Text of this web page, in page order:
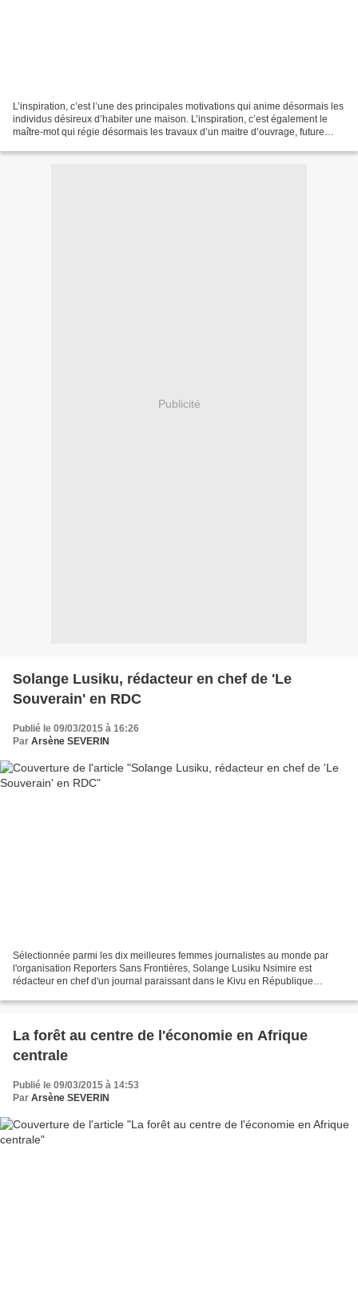
L’inspiration, c’est l’une des principales motivations qui anime désormais les
individus désireux d’habiter une maison. L’inspiration, c’est également le
maître-mot qui régie désormais les travaux d’un maitre d’ouvrage, future
Publicité
Solange Lusiku, rédacteur en chef de 'Le
Souverain' en RDC
Publié le 09/03/2015 à 16:26
Par Arsène SEVERIN
Sélectionnée parmi les dix meilleures femmes journalistes au monde par
l'organisation Reporters Sans Frontières, Solange Lusiku Nsimire est
rédacteur en chef d'un journal paraissant dans le Kivu en République
La forêt au centre de l'économie en Afrique
centrale
Publié le 09/03/2015 à 14:53
Par Arsène SEVERIN